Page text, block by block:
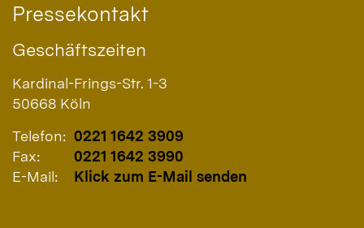
Pressekontakt
Geschäftszeiten
Kardinal-Frings-Str. 1-3
50668 Köln
Telefon: 0221 1642 3909
Fax:
0221 1642 3990
E-Mail:
Klick zum E-Mail senden